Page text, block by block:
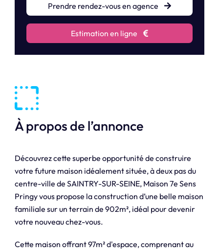
Prendre rendez-vous en agence
Estimation en ligne
À propos de l’annonce
Découvrez cette superbe opportunité de construire
votre future maison idéalement située, à deux pas du
centre-ville de SAINTRY-SUR-SEINE, Maison 7e Sens
Pringy vous propose la construction d’une belle maison
familiale sur un terrain de 902m², idéal pour devenir
votre nouveau chez-vous.
Cette maison offrant 97m² d'espace, comprenant au